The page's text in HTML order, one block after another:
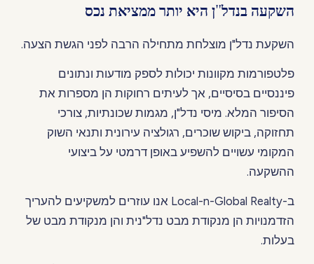
השקעה בנדל"ן היא יותר ממציאת נכס
השקעת נדל"ן מוצלחת מתחילה הרבה לפני הגשת הצעה.
פלטפורמות מקוונות יכולות לספק מודעות ונתונים
פיננסיים בסיסיים, אך לעיתים רחוקות הן מספרות את
הסיפור המלא. מיסי נדל"ן, מגמות שכונתיות, צורכי
תחזוקה, ביקוש שוכרים, רגולציה עירונית ותנאי השוק
המקומי עשויים להשפיע באופן דרמטי על ביצועי
ההשקעה.
ב-Local-n-Global Realty אנו עוזרים למשקיעים להעריך
הזדמנויות הן מנקודת מבט נדל"נית והן מנקודת מבט של
בעלות.